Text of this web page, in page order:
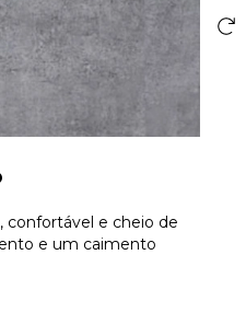
confortável e cheio de
e um caimento